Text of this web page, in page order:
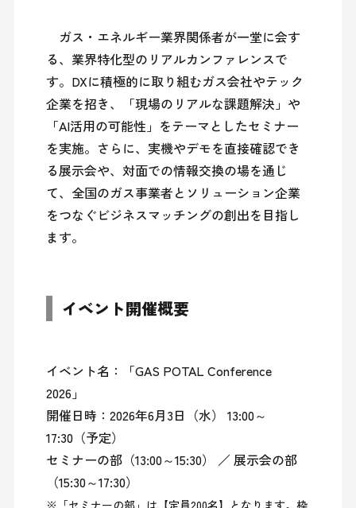
ガス・エネルギー業界関係者が一堂に会す
る、業界特化型のリアルカンファレンスで
す。DXに積極的に取り組むガス会社やテック
企業を招き、「現場のリアルな課題解決」や
「AI活用の可能性」をテーマとしたセミナー
を実施。さらに、実機やデモを直接確認でき
る展示会や、対面での情報交換の場を通じ
て、全国のガス事業者とソリューション企業
をつなぐビジネスマッチングの創出を目指し
イベント開催概要
イベント名：「GAS POTAL Conference
2026」
開催日時：2026年6月3日（水） 13:00～
17:30（予定）
セミナーの部（13:00～15:30） ／ 展示会の部